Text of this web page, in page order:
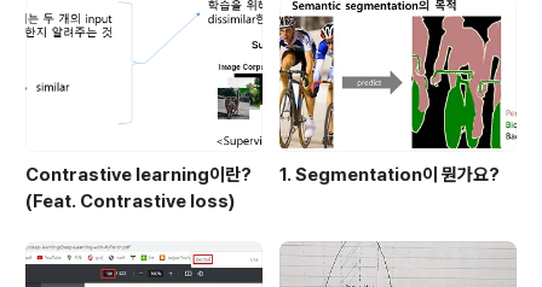
Contrastive learning이란?
(Feat. Contrastive loss)
1. Segmentation이 뭔가요?